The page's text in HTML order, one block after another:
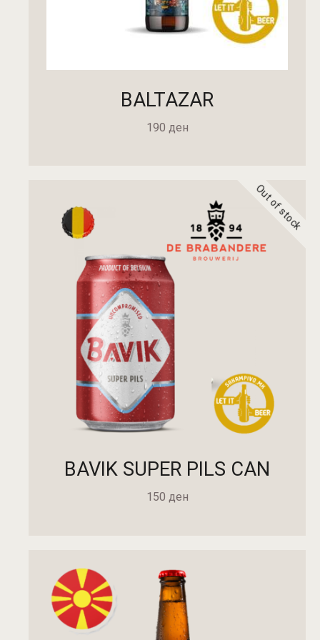
BALTAZAR
190 ден
ДОДАДИ ВО КОШНИЧКА Out of stock
BAVIK SUPER PILS CAN
150 ден
ПРОЧИТАЈ ПОВЕЌЕ